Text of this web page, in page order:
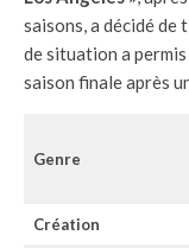
saisons, a décidé de
de situation a permis
saison finale après
Genre
Création